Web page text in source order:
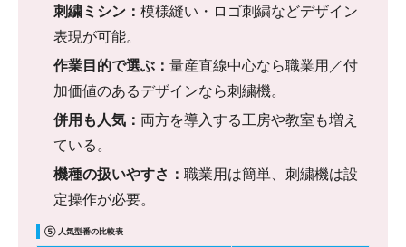
刺繍ミシン： 模様縫い・ロゴ刺繍などデザイン
表現が可能。
作業目的で選ぶ： 量産直線中心なら職業用／付
加価値のあるデザインなら刺繍機。
併用も人気： 両方を導入する工房や教室も増え
ている。
機種の扱いやすさ： 職業用は簡単、刺繍機は設
定操作が必要。
⑤ 人気型番の比較表